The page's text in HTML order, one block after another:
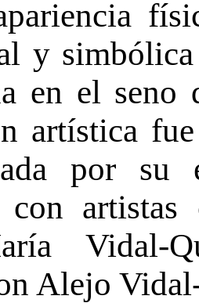
y
en el seno
artística
por
con
Vidal-
Alejo